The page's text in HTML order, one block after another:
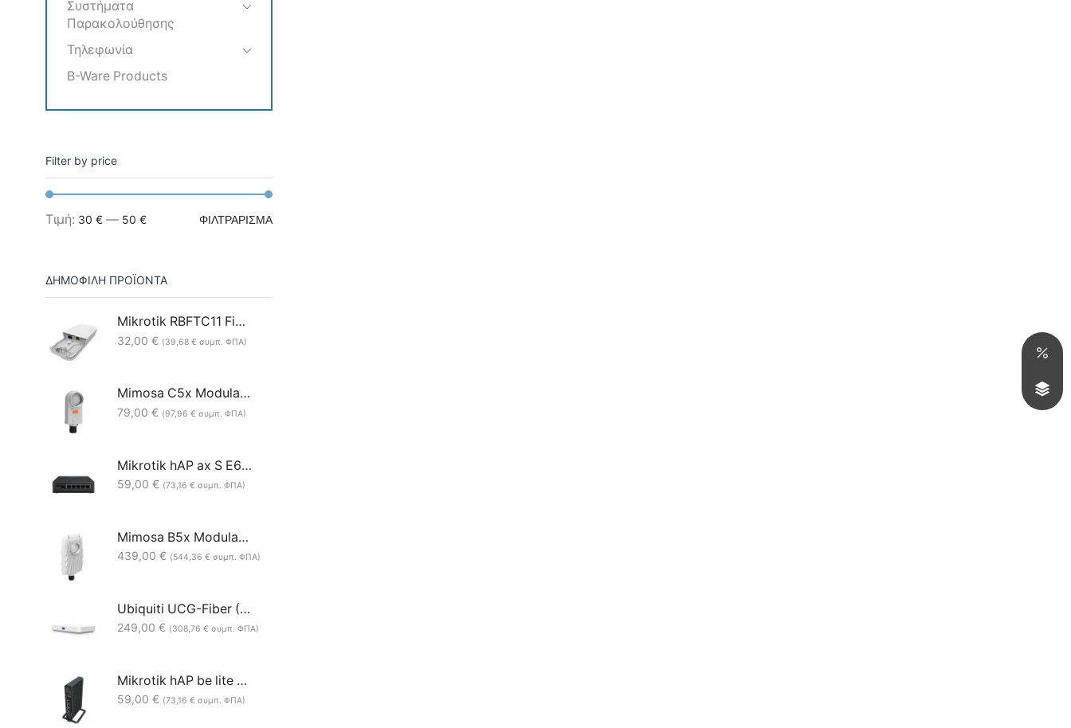
Συστήματα
Παρακολούθησης
Τηλεφωνία
B-Ware Products
Filter by price
Ελάχιστη
Μέγιστη
ΦΙΛΤΡΆΡΙΣΜΑ
Τιμή: 30 € — 50 €
ΔΗΜΟΦΙΛΗ ΠΡΟΪΟΝΤΑ
Mikrotik RBFTC11 Fiber to Copper converter
32,00 € (39,68 € συμπ. ΦΠΑ)
Mimosa C5x Modular & Flexible 5GHz 8dBi Client/Backhaul
79,00 € (97,96 € συμπ. ΦΠΑ)
Mikrotik hAP ax S E62iUGS-2axD5axT 5xGbE 1x2.5G SFP WiFi 6 Access Point
59,00 € (73,16 € συμπ. ΦΠΑ)
Mimosa B5x Modular 4.9-6.4GHz 8dBi PtP Backhaul Radio
439,00 € (544,36 € συμπ. ΦΠΑ)
Ubiquiti UCG-Fiber (30W) Desktop 10G Cloud Gateway
249,00 € (308,76 € συμπ. ΦΠΑ)
Mikrotik hAP be lite A42G-HbeP Wi-Fi 7 (RouterOS L4)
59,00 € (73,16 € συμπ. ΦΠΑ)